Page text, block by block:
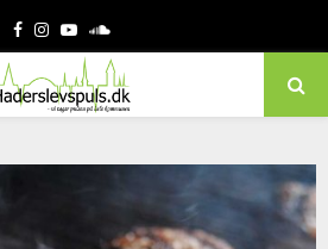
Facebook
Instagram
YoutubeSoundcloud